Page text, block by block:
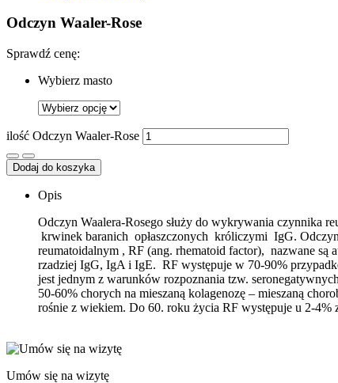
Odczyn Waaler-Rose
Sprawdź cenę:
Wybierz masto
ilość Odczyn Waaler-Rose
Dodaj do koszyka
Opis
Odczyn Waalera-Rosego służy do wykrywania czynnika
krwinek baranich opłaszczonych króliczymi IgG.
reumatoidalnym , RF (ang. rhematoid factor), nazwane
rzadziej IgG, IgA i IgE. RF występuje w 70-90%
jest jednym z warunków rozpoznania tzw.
50-60% chorych na mieszaną kolagenozę – mieszaną
rośnie z wiekiem. Do 60. roku życia RF występuje u 2-
Umów się na wizytę